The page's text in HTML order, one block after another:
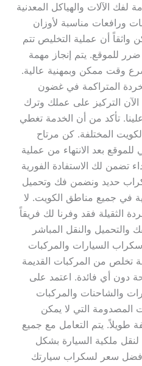
لفك الآلات والهياكل المعدنية
ورافعات مناسبة لأوزان
واثقاً أن عملية التخليص تتم
للموقع. يتم إنجاز مهمة
وقت ممكن وبمهنية عالية.
المتراكمة في غضون
التركيز على عملك وترك
تأكد من أن الخدمة تغطي
المختلفة. كن مرتاح
للموقع بعد الانتهاء من عملية
تضمن لك الاستفادة الفورية
حديد ونضمن فك وتحميل
في جميع مناطق الكويت. لا
الثقيلة فقد وفرنا لك فريقاً
والتحميل والنقل المباشر
السيارات والمركبات
تخلص من المركبات القديمة
دون أي فائدة. اعتمد على
والشاحنات والمركبات
المصدومة التي لا يمكن
طويلاً. يتم التعامل مع جميع
لنقل ملكية السيارة بشكل
أفضل سعر لسكراب سيارتك